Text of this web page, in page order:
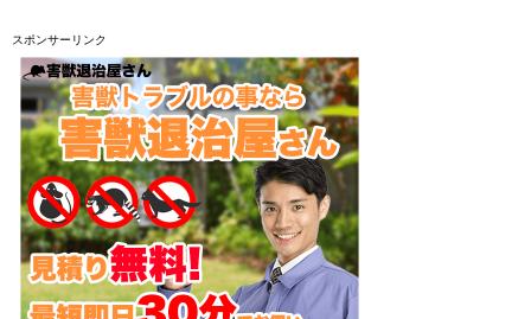
スポンサーリンク